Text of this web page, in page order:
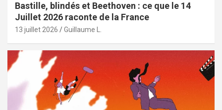
Bastille, blindés et Beethoven : ce que le 14
Juillet 2026 raconte de la France
13 juillet 2026 Guillaume L.